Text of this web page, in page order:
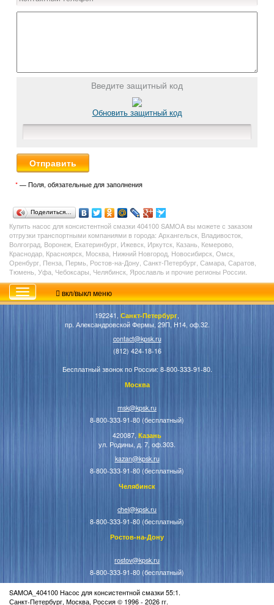
Введите защитный код
Обновить защитный код
* — Поля, обязательные для заполнения
Поделиться…
Купить насос для консистентной смазки 404100 SAMOA вы можете с заказом
отгрузки транспортными компаниями в города: Архангельск, Владивосток,
Волгоград, Воронеж, Екатеринбург, Ижевск, Иркутск, Казань, Кемерово,
Краснодар, Красноярск, Москва, Нижний Новгород, Новосибирск, Омск,
Оренбург, Пенза, Пермь, Ростов-на-Дону, Санкт-Петербург, Самара, Саратов,
Тюмень, Уфа, Чебоксары, Челябинск, Ярославль и прочие регионы России.
вкл/выкл меню
192241, Санкт-Петербург
пр. Александровской Фермы, 29П, Н14, оф.32.
contact@kpsk.ru
(812) 424-18-16
Бесплатный звонок по России: 8-800-333-91-80.
Москва
msk@kpsk.ru
8-800-333-91-80 (бесплатный)
420087, Казань
ул. Родины, д. 7, оф.303.
kazan@kpsk.ru
8-800-333-91-80 (бесплатный)
Челябинск
chel@kpsk.ru
8-800-333-91-80 (бесплатный)
Ростов-на-Дону
rostov@kpsk.ru
8-800-333-91-80 (бесплатный)
SAMOA_404100 Насос для консистентной смазки 55:1.
Санкт-Петербург, Москва, Россия © 1996 - 2026 гг.